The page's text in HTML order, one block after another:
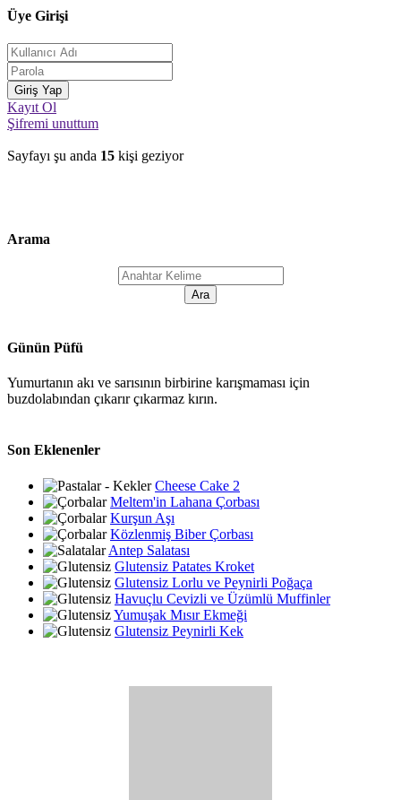
Üye Girişi
Kayıt Ol
Şifremi unuttum
Sayfayı şu anda 15 kişi geziyor
Arama
Günün Püfü
Yumurtanın akı ve sarısının birbirine karışmaması için
buzdolabından çıkarır çıkarmaz kırın.
Son Eklenenler
Cheese Cake 2
Meltem'in Lahana Çorbası
Kurşun Aşı
Közlenmiş Biber Çorbası
Antep Salatası
Glutensiz Patates Kroket
Glutensiz Lorlu ve Peynirli Poğaça
Havuçlu Cevizli ve Üzümlü Muffinler
Yumuşak Mısır Ekmeği
Glutensiz Peynirli Kek